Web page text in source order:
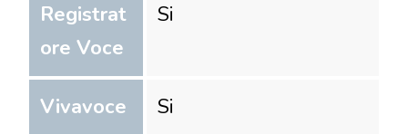
Registrat
ore Voce
Si
Vivavoce Si